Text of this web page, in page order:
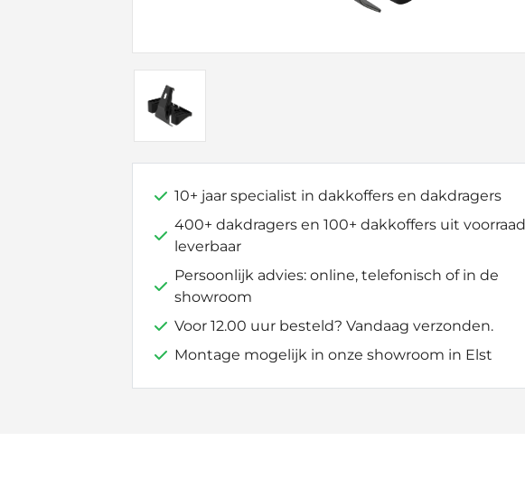
10+ jaar specialist in dakkoffers en dakdragers
400+ dakdragers en 100+ dakkoffers uit voorraad
leverbaar
Persoonlijk advies: online, telefonisch of in de
showroom
Voor 12.00 uur besteld? Vandaag verzonden.
Montage mogelijk in onze showroom in Elst